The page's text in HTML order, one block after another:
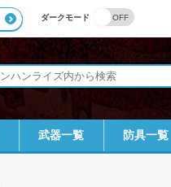
ダークモード
武器一覧 防具一覧